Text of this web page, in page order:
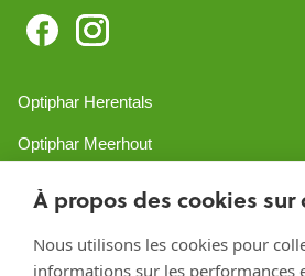
À propos des cookies sur
Nous utilisons les cookies pour
informations sur les performances
Optiphar Herentals
Optiphar Meerhout
Optiphar Geel - Dr. van de Perrestraat
Optiphar Turnhout